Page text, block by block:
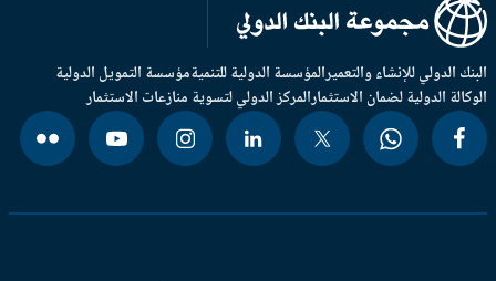
الدولي للإنشاء والتعميرالمؤسسة الدولية للتنميةمؤسسة التمويل الدولية
الدولية لضمان الاستثمارالمركز الدولي لتسوية منازعات الاستثمار